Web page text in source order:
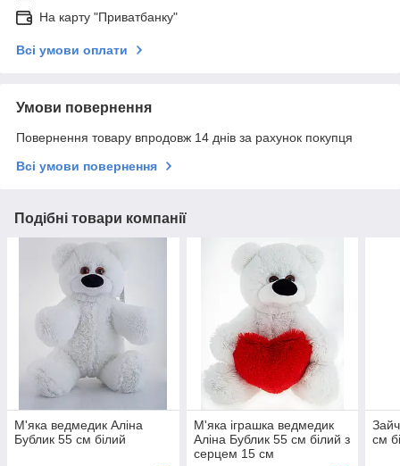
На карту "Приватбанку"
Всі умови оплати
Умови повернення
Повернення товару впродовж 14 днів за рахунок покупця
Всі умови повернення
Подібні товари компанії
М'яка ведмедик Аліна
Бублик 55 см білий
М'яка іграшка ведмедик
Аліна Бублик 55 см білий з
серцем 15 см
см